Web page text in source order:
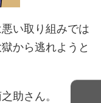
い取り組みでは
から逃れようと
助さん。